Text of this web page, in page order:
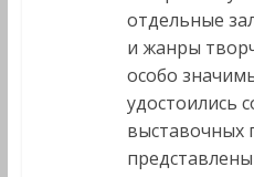
отдельные
и жанры
особо
удостоились
выставочных